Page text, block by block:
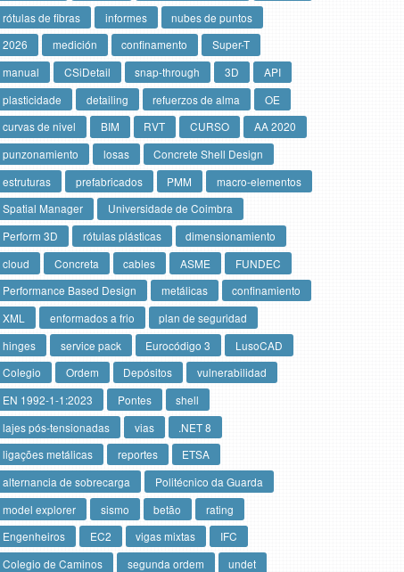
rótulas de fibras
informes
nubes de puntos
2026
medición confinamento
Super-T
manual
CSiDetail snap-through 3D
API
plasticidade
detailing refuerzos de alma
OE
curvas de nivel
BIM RVT CURSO
AA 2020
punzonamiento
losas
Concrete Shell Design
estruturas
prefabricados PMM
macro-elementos
Spatial Manager
Universidade de Coimbra
Perform 3D
rótulas plásticas
dimensionamiento
cloud
Concreta cables ASME
FUNDEC
Performance Based Design
metálicas
confinamiento
XML
enformados a frio
plan de seguridad
hinges
service pack Eurocódigo 3
LusoCAD
Colegio
Ordem Depósitos
vulnerabilidad
EN 1992-1-1:2023
Pontes
shell
lajes pós-tensionadas
vias
.NET 8
ligações metálicas
reportes
ETSA
alternancia de sobrecarga
Politécnico da Guarda
model explorer
sismo betão
rating
Engenheiros
EC2 vigas mixtas
IFC
Colegio de Caminos
segunda ordem
undet